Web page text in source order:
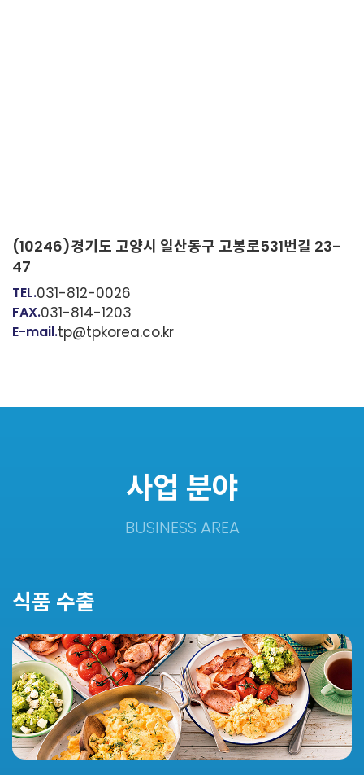
(10246)경기도 고양시 일산동구 고봉로531번길 23-
47
TEL.031-812-0026
FAX.031-814-1203
E-mail.tp@tpkorea.co.kr
사업 분야
BUSINESS AREA
식품 수출